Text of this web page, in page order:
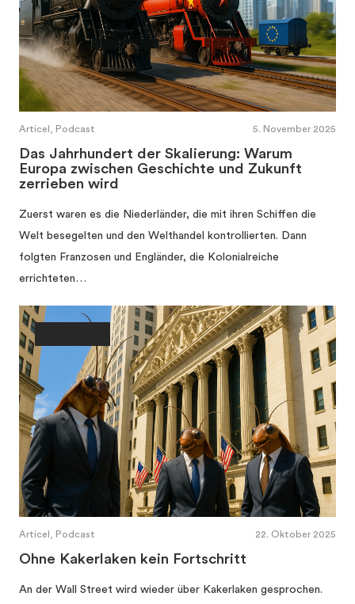
Articel, Podcast 5. November 2025
Das Jahrhundert der Skalierung: Warum
Europa zwischen Geschichte und Zukunft
zerrieben wird
Zuerst waren es die Niederländer, die mit ihren Schiffen die
Welt besegelten und den Welthandel kontrollierten. Dann
folgten Franzosen und Engländer, die Kolonialreiche
errichteten…
Articel, Podcast 22. Oktober 2025
Ohne Kakerlaken kein Fortschritt
An der Wall Street wird wieder über Kakerlaken gesprochen.